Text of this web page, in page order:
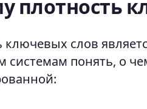
плотность
ключевых слов
системам понять, о